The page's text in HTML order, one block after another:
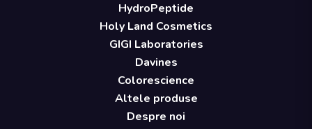
HydroPeptide
Holy Land Cosmetics
GIGI Laboratories
Davines
Colorescience
Altele produse
Despre noi